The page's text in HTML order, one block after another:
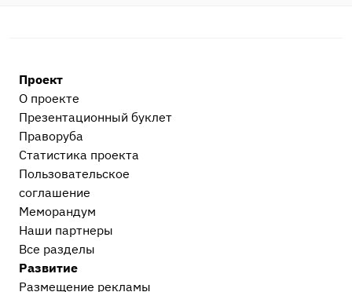
Проект
О проекте
Презентационный букл​ет
Праворуба
Статистика проекта
Пользовательское
соглашение
Меморандум
Наши партнеры
Все разделы
Развитие
Размещение рекламы